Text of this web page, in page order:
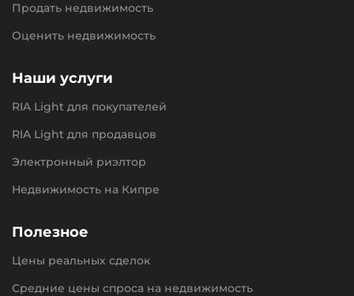
Продать недвижимость
Оценить недвижимость
Наши услуги
RIA Light для покупателей
RIA Light для продавцов
Электронный риэлтор
Недвижимость на Кипре
Полезное
Цены реальных сделок
Средние цены спроса на недвижимость